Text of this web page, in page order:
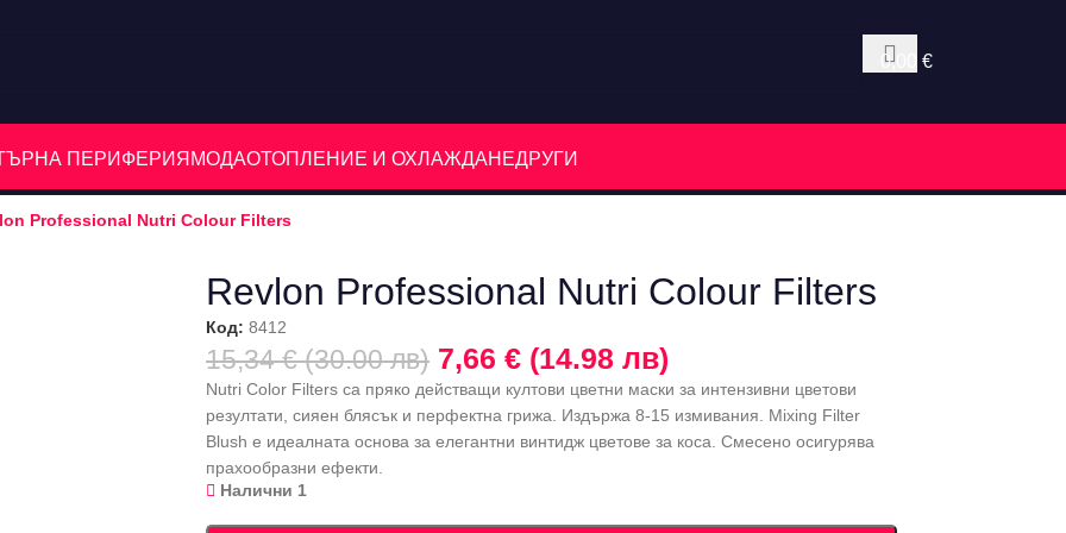
0,00 €
ПЕРИФЕРИЯ МОДАОТОПЛЕНИЕ И ОХЛАЖДАНЕДРУГИ
Professional Nutri Colour Filters
Revlon Professional Nutri Colour Filters
Код: 8412
15,34 € (30.00 лв) 7,66 € (14.98 лв)
Nutri Color Filters са пряко действащи култови цветни маски за интензивни цветови
резултати, сияен блясък и перфектна грижа. Издържа 8-15 измивания. Mixing Filter
Blush е идеалната основа за елегантни винтидж цветове за коса. Смесено осигурява
прахообразни ефекти.
Налични 1